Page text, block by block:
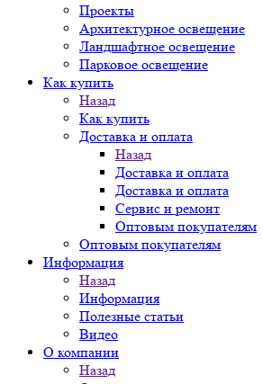
Проекты
Архитектурное освещение
Ландшафтное освещение
Парковое освещение
Как купить
Назад
Как купить
Доставка и оплата
Назад
Доставка и оплата
Доставка и оплата
Сервис и ремонт
Оптовым покупателям
Оптовым покупателям
Информация
Назад
Информация
Полезные статьи
Видео
О компании
Назад